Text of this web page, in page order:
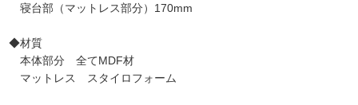
寝台部（マットレス部分）170mm
◆材質
本体部分 全てMDF材
マットレス スタイロフォーム